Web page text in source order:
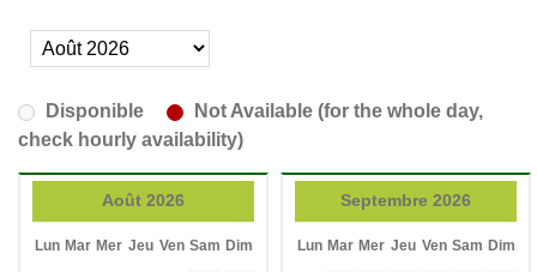
Disponible
Not Available (for the whole day,
check hourly availability)
Août 2026
Lun Mar Mer Jeu Ven Sam Dim
Septembre 2026
Lun Mar Mer Jeu Ven Sam Dim